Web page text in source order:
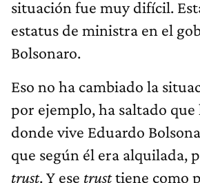
situación fue muy difícil.
estatus de ministra en el
Bolsonaro.
Eso no ha cambiado la
por ejemplo, ha saltado que
donde vive Eduardo
que según él era alquilada,
trust. Y ese trusttiene como